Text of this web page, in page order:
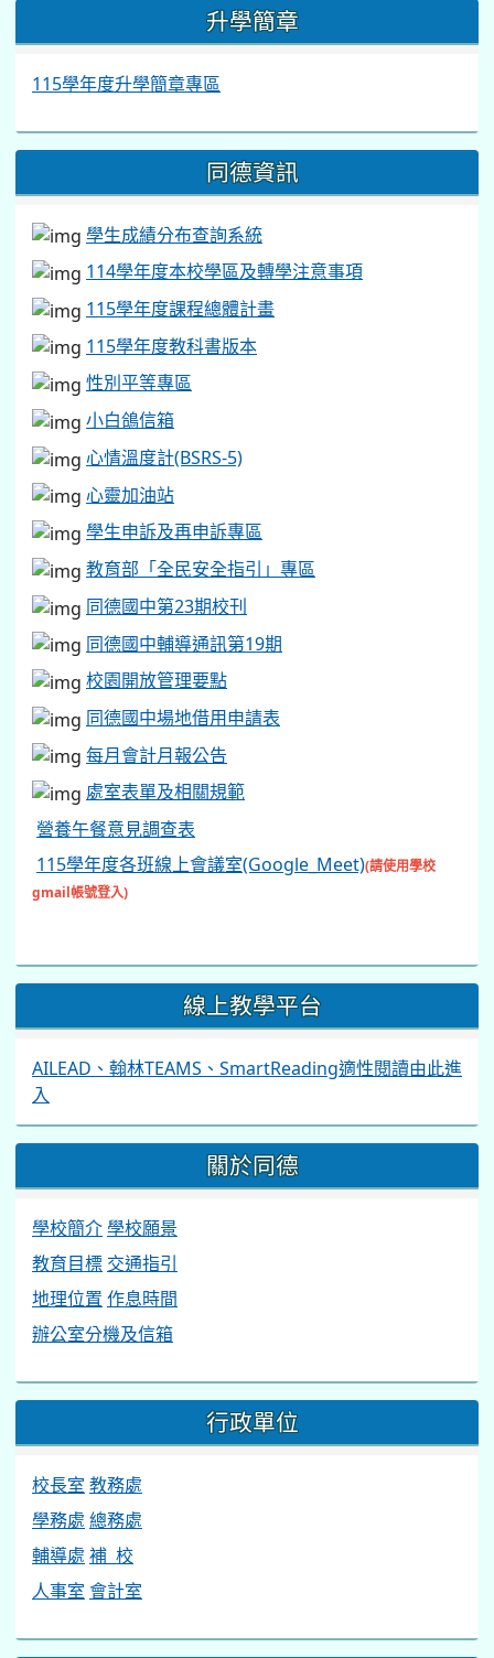
::: 升學簡章
115學年度升學簡章專區
同德資訊
學生成績分布查詢系統
114學年度本校學區及轉學注意事項
115學年度課程總體計畫
115學年度教科書版本
性別平等專區
小白鴿信箱
心情溫度計(BSRS-5)
心靈加油站
學生申訴及再申訴專區
教育部「全民安全指引」專區
同德國中第23期校刊
同德國中輔導通訊第19期
校園開放管理要點
同德國中場地借用申請表
每月會計月報公告
處室表單及相關規範
營養午餐意見調查表
115學年度各班線上會議室(Google_Meet)(請使用學校
gmail帳號登入)
線上教學平台
AILEAD、翰林TEAMS、SmartReading適性閱讀由此進
入
關於同德
學校簡介學校願景
教育目標 交通指引
地理位置 作息時間
辦公室分機及信箱
行政單位
校長室 教務處
學務處 總務處
輔導處 補 校
人事室 會計室